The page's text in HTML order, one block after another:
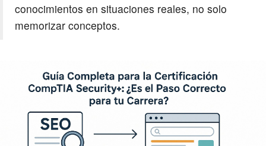
conocimientos en situaciones reales, no solo
memorizar conceptos.